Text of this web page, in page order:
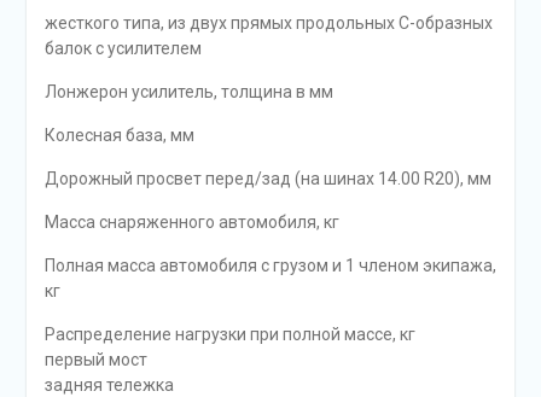
жесткого типа, из двух прямых продольных С-образных
балок с усилителем
Лонжерон усилитель, толщина в мм
Колесная база, мм
Дорожный просвет перед/зад (на шинах 14.00 R20), мм
Масса снаряженного автомобиля, кг
Полная масса автомобиля с грузом и 1 членом экипажа,
кг
Распределение нагрузки при полной массе, кг
первый мост
задняя тележка